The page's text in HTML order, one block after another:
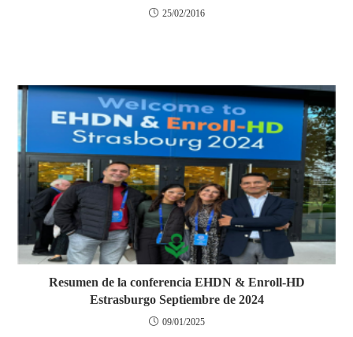
25/02/2016
Resumen de la conferencia EHDN & Enroll-HD
Estrasburgo Septiembre de 2024
09/01/2025